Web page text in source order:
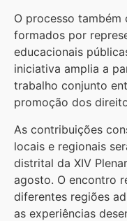
O processo
formados por
educacionais
iniciativa amplia a
trabalho conjunto
promoção dos
As contribuições
locais e regionais
distrital da XIV
agosto. O encontro
diferentes regiões
as experiências